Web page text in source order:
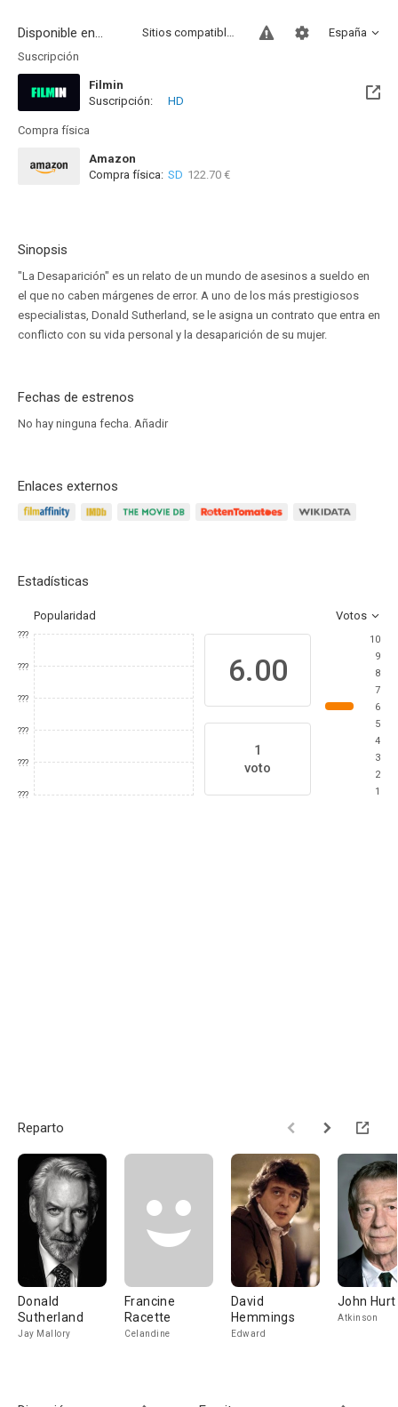
Disponible en... España
Sitios compatibles
Suscripción
Filmin
Disponible hasta el Mié, 31 Dic 2031 (Quedan 5 años)
Suscripción: HD
Compra física
Amazon
Compra física: SD 122.70 €
Sinopsis
"La Desaparición" es un relato de un mundo de asesinos a sueldo en
el que no caben márgenes de error. A uno de los más prestigiosos
especialistas, Donald Sutherland, se le asigna un contrato que entra en
conflicto con su vida personal y la desaparición de su mujer.
Fechas de estrenos
No hay ninguna fecha. Añadir
Enlaces externos
Estadísticas
Popularidad Votos
???
???
???
???
???
???
6.00
1
voto
10
9
8
7
6
5
4
3
2
1
Reparto
Donald
Sutherland
Jay Mallory
Francine
Racette
Celandine
David
Hemmings
Edward
John Hurt
Atkinson